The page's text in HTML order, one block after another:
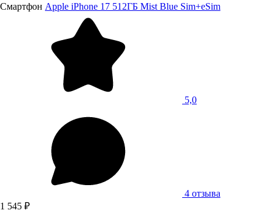
Смартфон Apple iPhone 17 512ГБ Mist Blue Sim+eSim
5,0
4 отзыва
1 545 ₽